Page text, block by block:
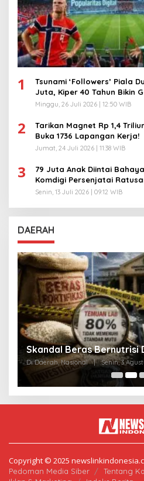
1
Tsunami ‘Followers’ Piala
Juta, Kiper 40 Tahun Bikin
Minggu, 26 Juli 2026 | 12:50 WIB
2
Tarikan Magnet Rp 1,4
Buka 1736 Lapangan Kerja!
Jumat, 24 Juli 2026 | 11:38 WIB
3
79 Juta Anak Diintai
Komdigi Persenjatai
Senin, 13 Juli 2026 | 09:12 WIB
DAERAH
Skandal Beras Bernutrisi
Di Daerah, Nasional | Senin, 3
Copyright © 2025
Pedoman Media Siber Tentang